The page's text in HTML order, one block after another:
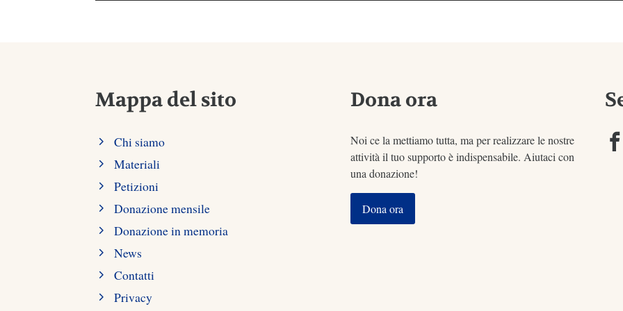
Mappa del sito
Chi siamo
Materiali
Petizioni
Donazione mensile
Donazione in memoria
News
Contatti
Privacy
Dona ora
Noi ce la mettiamo tutta, ma per realizzare le nostre
attività il tuo supporto è indispensabile. Aiutaci con
una donazione!
Dona ora